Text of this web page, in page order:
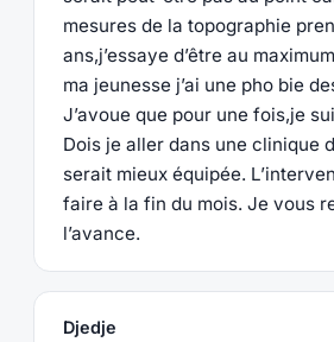
mesures de la topographie
ans,j’essaye d’être au
ma jeunesse j’ai une pho bie
J’avoue que pour une fois,je
Dois je aller dans une clinique
serait mieux équipée.
faire à la fin du mois. Je vous
l’avance.
Djedje